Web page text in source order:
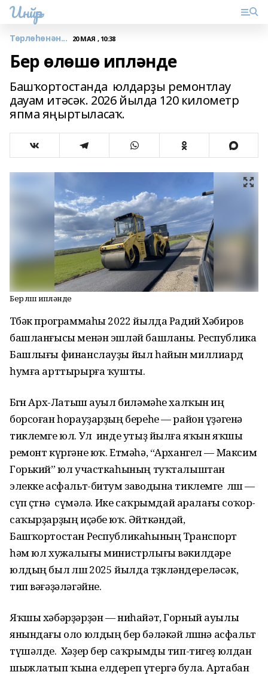
Инйәр
Төрлөһөнән... 20 МАЯ , 10:38
Бер өлөшө ипләнде
Башҡортостанда юлдарҙы ремонтлау
дауам итәсәк. 2026 йылда 120 километр
япма яңыртыласаҡ.
Бер өлөшө ипләнде
Төбәк программаһы 2022 йылда Радий Хәбиров
башланғысы менән эшләй башланы. Республика
Башлығы финанслауҙы йыл һайын миллиард
һумға арттырырға ҡушты.
Бөгөн Арх-Латыш ауыл биләмәһе халҡын иң
борсоған һорауҙарҙың береһе — район үҙәгенә
тиклемге юл. Ул инде утыҙ йылға яҡын яҡшы
ремонт күргәне юҡ. Етмәһә, “Архангел — Максим
Горький” юл участкаһының туҡталыштан
элекке асфальт-битум заводына тиклемге өлөшө —
сүп өҫтөнә сүмәлә. Ике саҡрымдай аралағы соҡор-
саҡырҙарҙың иҫәбе юҡ. Әйткәндәй,
Башҡортостан Республикаһының Транспорт
һәм юл хужалығы министрлығы вәкилдәре
юлдың был өлөшө 2025 йылда төҙөкләндереләсәк,
тип вәғәҙәләгәйне.
Яҡшы хәбәрҙәрҙән — ниһайәт, Горный ауылы
янындағы оло юлдың бер бәләкәй өлөшөнә асфальт
түшәлде. Хәҙер бер саҡрымды тип-тигеҙ юлдан
шыжлатып ҡына елдереп үтергә була. Артабан